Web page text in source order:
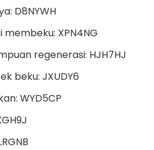
D8NYWH
XPN4NG
regenerasi: HJH7HJ
beku: JXUDY6
WYD5CP